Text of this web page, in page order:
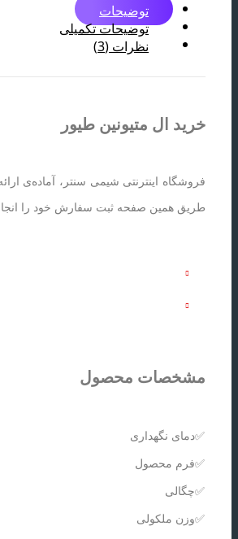
توضیحات
توضیحات تکمیلی
نظرات (3)
خرید ال متیونین طیور
فروشگاه اینترنتی شیمی سنتر، آماده‌ی
طریق همین صفحه ثبت سفارش خود را انجام
مشخصات محصول
✅دمای نگهداری
✅فرم محصول
✅چگالی
✅وزن ملکولی